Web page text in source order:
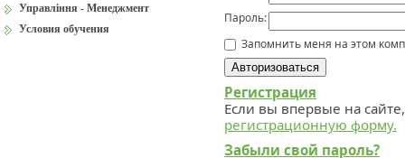
Пароль:
Запомнить меня на этом
Регистрация
Если вы впервые на
регистрационную форму.
Забыли свой пароль?
Управління - Менеджмент
Условия обучения